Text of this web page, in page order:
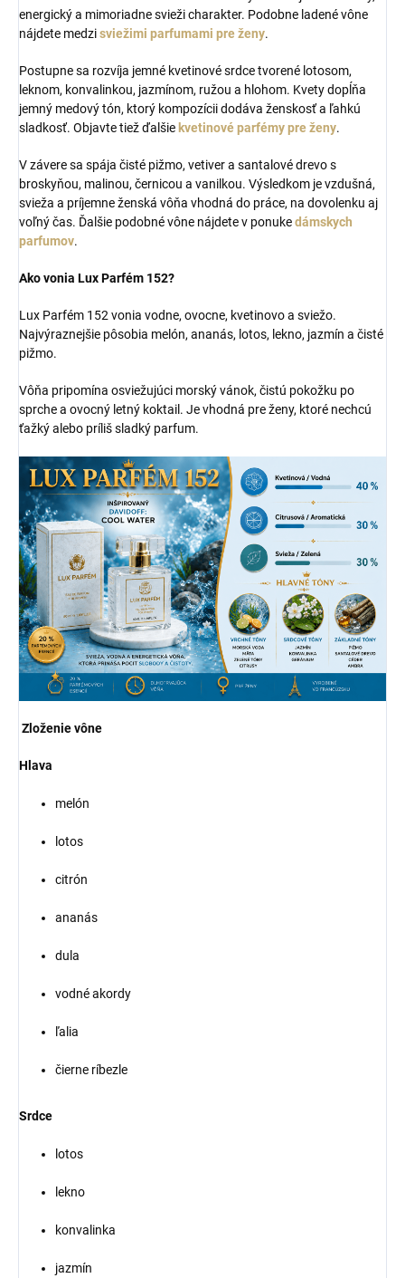
energický a mimoriadne svieži charakter. Podobne ladené vône
nájdete medzisviežimi parfumami pre ženy.
Postupne sa rozvíja jemné kvetinové srdce tvorené lotosom,
leknom, konvalinkou, jazmínom, ružou a hlohom. Kvety dopĺňa
jemný medový tón, ktorý kompozícii dodáva ženskosť a ľahkú
sladkosť. Objavte tiež ďalšie kvetinové parfémy pre ženy.
V závere sa spája čisté pižmo, vetiver a santalové drevo s
broskyňou, malinou, černicou a vanilkou. Výsledkom je vzdušná,
svieža a príjemne ženská vôňa vhodná do práce, na dovolenku aj
voľný čas. Ďalšie podobné vône nájdete v ponukedámskych
parfumov.
Ako vonia Lux Parfém 152?
Lux Parfém 152 vonia vodne, ovocne, kvetinovo a sviežo.
Najvýraznejšie pôsobia melón, ananás, lotos, lekno, jazmín a čisté
pižmo.
Vôňa pripomína osviežujúci morský vánok, čistú pokožku po
sprche a ovocný letný koktail. Je vhodná pre ženy, ktoré nechcú
ťažký alebo príliš sladký parfum.
Zloženie vône
Hlava
melón
lotos
citrón
ananás
dula
vodné akordy
ľalia
čierne ríbezle
Srdce
lotos
lekno
konvalinka
jazmín